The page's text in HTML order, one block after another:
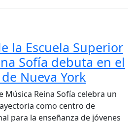
la Escuela Superior
Sofía debuta en el
Nueva York
Música Reina Sofía celebra un
como centro de
para la enseñanza de jóvenes